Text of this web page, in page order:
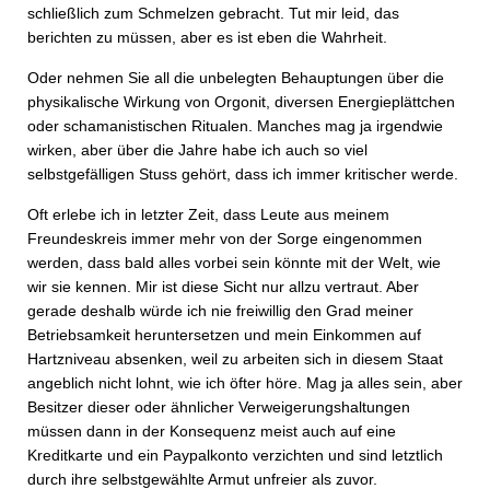
schließlich zum Schmelzen gebracht. Tut mir leid, das
berichten zu müssen, aber es ist eben die Wahrheit.
Oder nehmen Sie all die unbelegten Behauptungen über die
physikalische Wirkung von Orgonit, diversen Energieplättchen
oder schamanistischen Ritualen. Manches mag ja irgendwie
wirken, aber über die Jahre habe ich auch so viel
selbstgefälligen Stuss gehört, dass ich immer kritischer werde.
Oft erlebe ich in letzter Zeit, dass Leute aus meinem
Freundeskreis immer mehr von der Sorge eingenommen
werden, dass bald alles vorbei sein könnte mit der Welt, wie
wir sie kennen. Mir ist diese Sicht nur allzu vertraut. Aber
gerade deshalb würde ich nie freiwillig den Grad meiner
Betriebsamkeit heruntersetzen und mein Einkommen auf
Hartzniveau absenken, weil zu arbeiten sich in diesem Staat
angeblich nicht lohnt, wie ich öfter höre. Mag ja alles sein, aber
Besitzer dieser oder ähnlicher Verweigerungshaltungen
müssen dann in der Konsequenz meist auch auf eine
Kreditkarte und ein Paypalkonto verzichten und sind letztlich
durch ihre selbstgewählte Armut unfreier als zuvor.